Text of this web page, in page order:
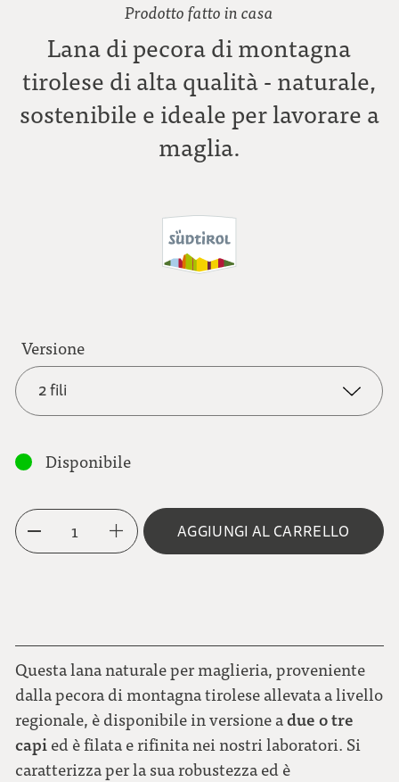
Prodotto fatto in casa
Lana di pecora di montagna
tirolese di alta qualità - naturale,
sostenibile e ideale per lavorare a
maglia.
Versione
2 fili
Disponibile
1 AGGIUNGI AL CARRELLO
Questa lana naturale per maglieria, proveniente
dalla pecora di montagna tirolese allevata a livello
regionale, è disponibile in versione adue o tre
capi ed è filata e rifinita nei nostri laboratori. Si
caratterizza per la sua robustezza ed è